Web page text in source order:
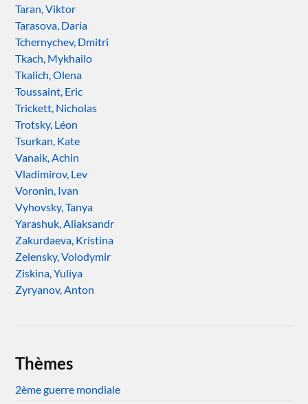
Taran, Viktor
Tarasova, Daria
Tchernychev, Dmitri
Tkach, Mykhailo
Tkalich, Olena
Toussaint, Eric
Trickett, Nicholas
Trotsky, Léon
Tsurkan, Kate
Vanaik, Achin
Vladimirov, Lev
Voronin, Ivan
Vyhovsky, Tanya
Yarashuk, Aliaksandr
Zakurdaeva, Kristina
Zelensky, Volodymir
Ziskina, Yuliya
Zyryanov, Anton
Thèmes
2ème guerre mondiale